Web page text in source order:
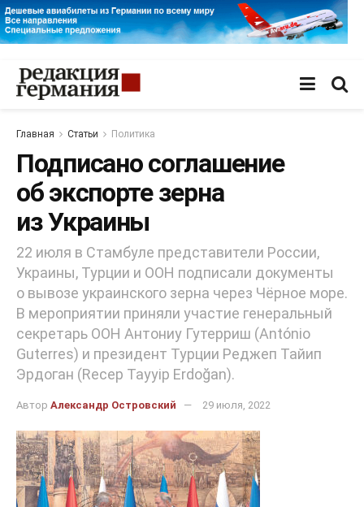
Главная Статьи Политика
Подписано соглашение
об экспорте зерна
из Украины
22 июля в Стамбуле представители России,
Украины, Турции и ООН подписали документы
о вывозе украинского зерна через Чёрное море.
В мероприятии приняли участие генеральный
секретарь ООН Антониу Гутерриш (António
Guterres) и президент Турции Реджеп Тайип
Эрдоган (Recep Tayyip Erdoğan).
Автор Александр Островский 29 июля, 2022